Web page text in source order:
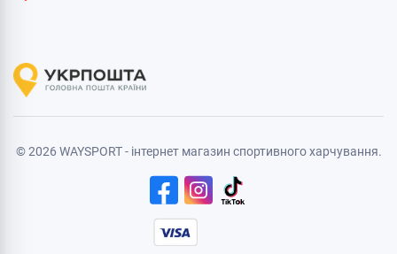
© 2026 WAYSPORT - інтернет магазин спортивного харчування.